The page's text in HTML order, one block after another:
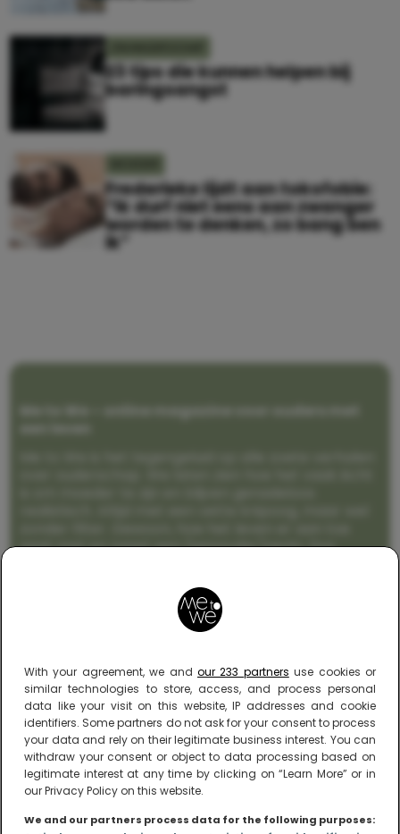
With your agreement, we and our 233 partners use cookies or
similar technologies to store, access, and process personal
data like your visit on this website, IP addresses and cookie
identifiers. Some partners do not ask for your consent to process
your data and rely on their legitimate business interest. You can
withdraw your consent or object to data processing based on
legitimate interest at any time by clicking on “Learn More” or in
our Privacy Policy on this website.
We and our partners process data for the following purposes:
23 tips die kunnen helpen bij
baringsangst
Frederieke lijdt aan tokofobie:
“Ik durf niet eens aan zwanger
worden te denken, zo bang ben
ik”
Me to We – online magazine voor ouders met
gaat met en naast een (eenouder)gezin. Dus
peuters en boze kleuters achter het behang.